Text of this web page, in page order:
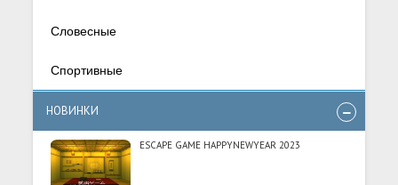
Словесные
Спортивные
НОВИНКИ
ESCAPE GAME HAPPYNEWYEAR 2023